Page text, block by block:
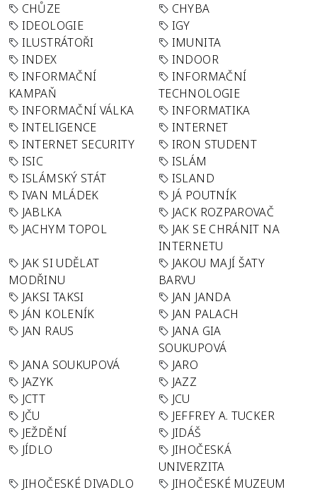
CHŮZE
CHYBA
IDEOLOGIE
IGY
ILUSTRÁTOŘI
IMUNITA
INDEX
INDOOR
INFORMAČNÍ
KAMPAŇ
INFORMAČNÍ
TECHNOLOGIE
INFORMAČNÍ VÁLKA
INFORMATIKA
INTELIGENCE
INTERNET
INTERNET SECURITY
IRON STUDENT
ISIC
ISLÁM
ISLÁMSKÝ STÁT
ISLAND
IVAN MLÁDEK
JÁ POUTNÍK
JABLKA
JACK ROZPAROVAČ
JACHYM TOPOL
JAK SE CHRÁNIT NA
INTERNETU
JAK SI UDĚLAT
MODŘINU
JAKOU MAJÍ ŠATY
BARVU
JAKSI TAKSI
JAN JANDA
JÁN KOLENÍK
JAN PALACH
JAN RAUS
JANA GIA
SOUKUPOVÁ
JANA SOUKUPOVÁ
JARO
JAZYK
JAZZ
JCTT
JCU
JČU
JEFFREY A. TUCKER
JEŽDĚNÍ
JIDÁŠ
JÍDLO
JIHOČESKÁ
UNIVERZITA
JIHOČESKÉ DIVADLO
JIHOČESKÉ MUZEUM